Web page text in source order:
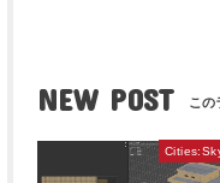
NEW POST